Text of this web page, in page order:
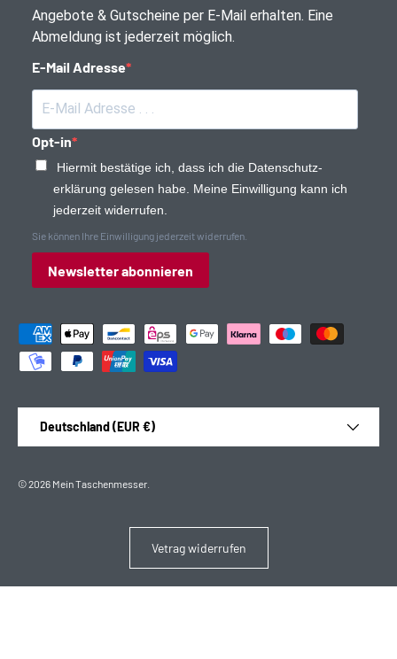
Angebote & Gutscheine per E-Mail erhalten. Eine
Abmeldung ist jederzeit möglich.
E-Mail Adresse
Opt-in
Hiermit bestätige ich, dass ich die Daten­schutz­
erklärung gelesen habe. Meine Einwilligung kann ich
jederzeit widerrufen.
Sie können Ihre Einwilligung jederzeit widerrufen.
Newsletter abonnieren
Zahlungsmethoden
Deutschland (EUR €)
© 2026 Mein Taschenmesser
Vetrag widerrufen